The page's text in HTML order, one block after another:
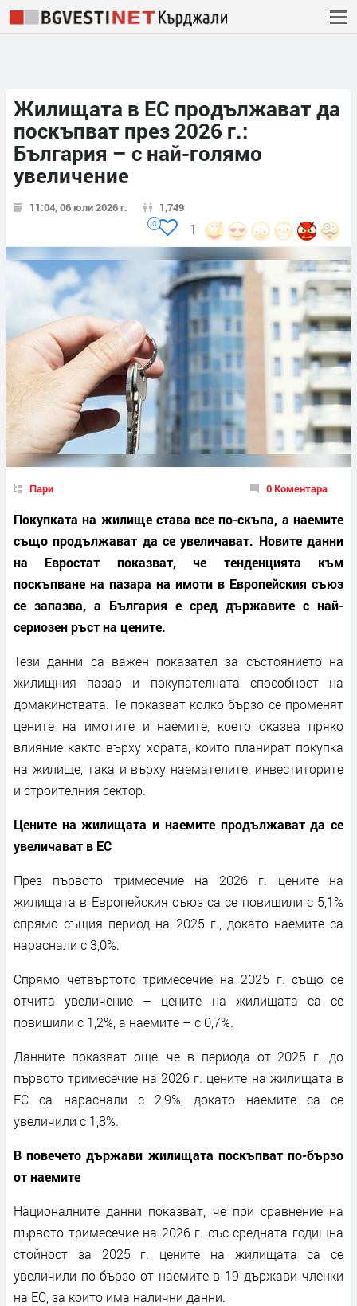
Жилищата в ЕС продължават да
поскъпват през 2026 г.:
България – с най-голямо
увеличение
11:04, 06 юли 2026 г. 1,749
1
0
Пари 0 Коментара
Покупката на жилище става все по-скъпа, а наемите
също продължават да се увеличават. Новите данни
на Евростат показват, че тенденцията към
поскъпване на пазара на имоти в Европейския съюз
се запазва, а България е сред държавите с най-
сериозен ръст на цените.
Тези данни са важен показател за състоянието на
жилищния пазар и покупателната способност на
домакинствата. Те показват колко бързо се променят
цените на имотите и наемите, което оказва пряко
влияние както върху хората, които планират покупка
на жилище, така и върху наемателите, инвеститорите
и строителния сектор.
Цените на жилищата и наемите продължават да се
увеличават в ЕС
През първото тримесечие на 2026 г. цените на
жилищата в Европейския съюз са се повишили с 5,1%
спрямо същия период на 2025 г., докато наемите са
нараснали с 3,0%.
Спрямо четвъртото тримесечие на 2025 г. също се
отчита увеличение – цените на жилищата са се
повишили с 1,2%, а наемите – с 0,7%.
Данните показват още, че в периода от 2025 г. до
първото тримесечие на 2026 г. цените на жилищата в
ЕС са нараснали с 2,9%, докато наемите са се
увеличили с 1,8%.
В повечето държави жилищата поскъпват по-бързо
от наемите
Националните данни показват, че при сравнение на
първото тримесечие на 2026 г. със средната годишна
стойност за 2025 г. цените на жилищата са се
увеличили по-бързо от наемите в 19 държави членки
на ЕС, за които има налични данни.